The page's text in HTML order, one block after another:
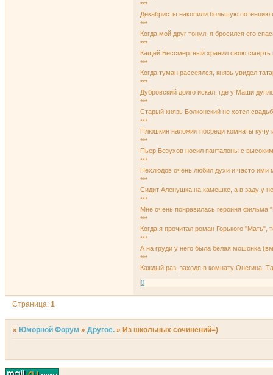
***
Декабристы накопили большую
***
Когда мой дpуг тонул, я бpосился его
***
Кащей Бессмертный хранил свою смерть
***
Когда туман pассеялся, князь увидел
***
Дубровский долго искал, где у Маши
***
Старый князь Болконский не хотел
***
Плюшкин наложил посреди комнаты кучу
***
Пьер Безухов носил панталоны с
***
Нехлюдов очень любил духи и часто ими
***
Сидит Аленушка на камешке, а в заду у
***
Мне очень понравилась героиня фильма
***
Когда я прочитал роман Горького "Мать",
***
А на груди у него была белая мошонка
***
Каждый раз, заходя в комнату Онегина,
0
Страница:1
»Юморной Форум »Другое. »Из школьных сочинений=)